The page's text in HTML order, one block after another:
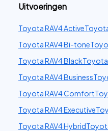
Uitvoeringen
Toyota RAV4 Active
Toyota RAV4 Bi-tone
Toyota RAV4 BlackToyota
Toyota RAV4 Business
Toyota RAV4 Comfort
Toyota RAV4 Executive
Toyota RAV4 Hybrid